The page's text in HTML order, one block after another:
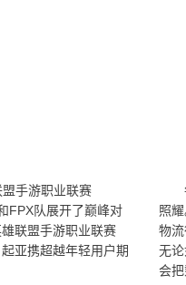
手游职业联赛
FPX队展开了巅峰对
联盟手游职业联赛
亚携超越年轻用户期
照
物
无
会